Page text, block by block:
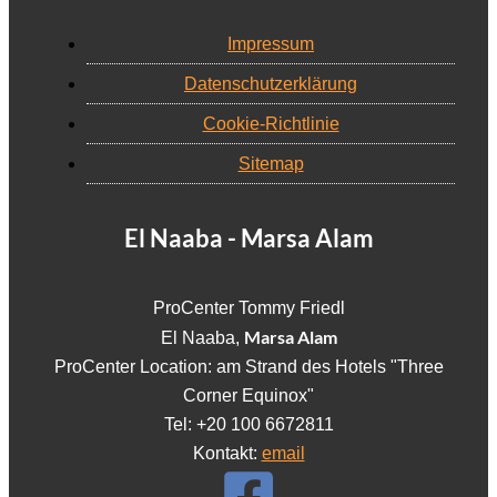
Impressum
Datenschutzerklärung
Cookie-Richtlinie
Sitemap
El Naaba - Marsa Alam
ProCenter Tommy Friedl
El Naaba, Marsa Alam
ProCenter Location: am Strand des Hotels "Three
Corner Equinox"
Tel: +20 100 6672811
Kontakt: email